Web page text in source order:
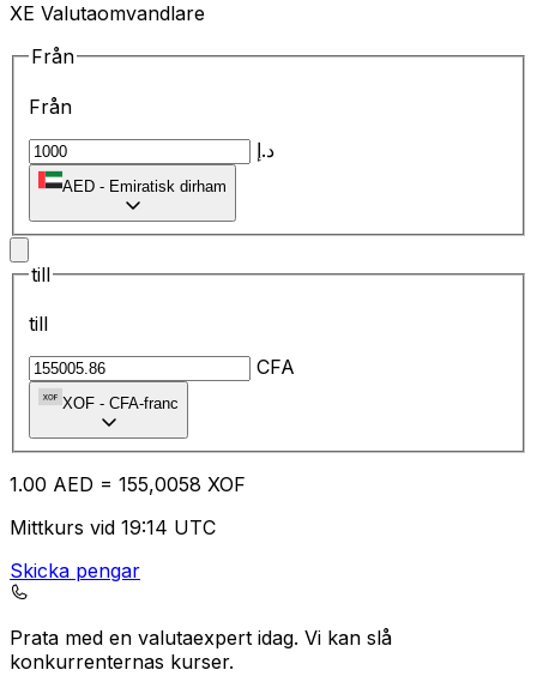
XE Valutaomvandlare
Från
Från
د.إ
AED - Emiratisk dirham
till
till
CFA
XOF - CFA-franc
1.00 AED = 155,0058 XOF
Mittkurs vid 19:14 UTC
Skicka pengar
Prata med en valutaexpert idag. Vi kan slå
konkurrenternas kurser.